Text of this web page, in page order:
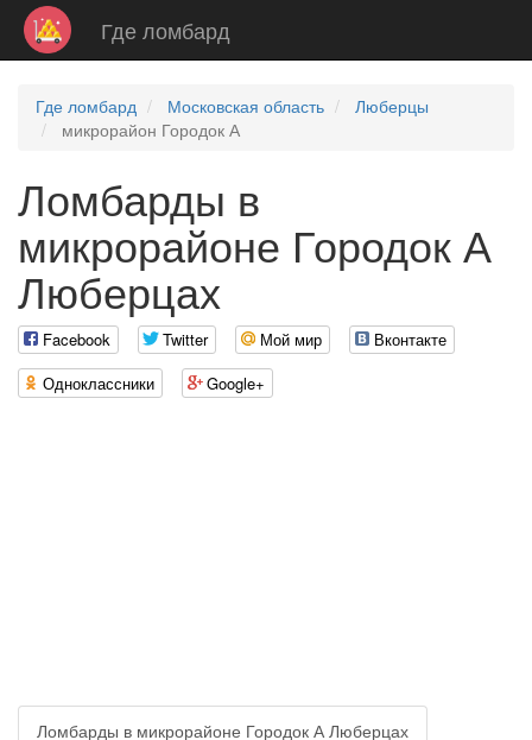
Где ломбард
Где ломбард Московская область
Люберцы
микрорайон Городок А
Ломбарды в
микрорайоне Городок А
Люберцах
Facebook Twitter Мой мир
Вконтакте
Одноклассники
Google+
Ломбарды в микрорайоне Городок А Люберцах